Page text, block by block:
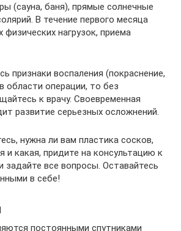
(сауна, баня), прямые солнечные
В течение первого месяца
физических нагрузок, приема
признаки воспаления (покраснение,
области операции, то без
к врачу. Своевременная
развитие серьезных осложнений.
нужна ли вам пластика сосков,
и какая, придите на консультацию к
задайте все вопросы. Оставайтесь
в себе!
постоянными спутниками